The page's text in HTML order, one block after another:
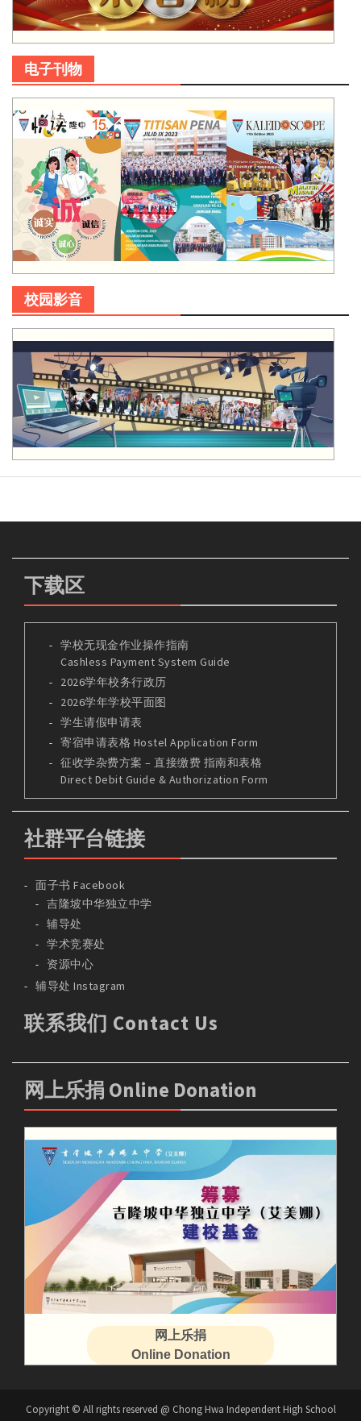
电子刊物
校园影音
下载区
学校无现金作业操作指南
Cashless Payment System Guide
2026学年校务行政历
2026学年学校平面图
学生请假申请表
寄宿申请表格 Hostel Application Form
征收学杂费方案 – 直接缴费 指南和表格
Direct Debit Guide & Authorization Form
社群平台链接
面子书 Facebook
吉隆坡中华独立中学
辅导处
学术竞赛处
资源中心
辅导处 Instagram
联系我们 Contact Us
网上乐捐 Online Donation
网上乐捐
Online Donation
Copyright © All rights reserved @ Chong Hwa Independent High School